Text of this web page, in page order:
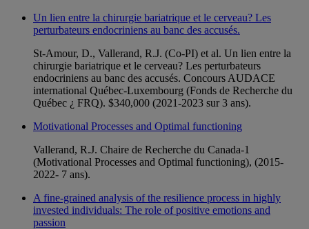
Un lien entre la chirurgie bariatrique et le cerveau? Les
perturbateurs endocriniens au banc des accusés.
St-Amour, D., Vallerand, R.J. (Co-PI) et al. Un lien entre la
chirurgie bariatrique et le cerveau? Les perturbateurs
endocriniens au banc des accusés. Concours AUDACE
international Québec-Luxembourg (Fonds de Recherche du
Québec ¿ FRQ). $340,000 (2021-2023 sur 3 ans).
Motivational Processes and Optimal functioning
Vallerand, R.J. Chaire de Recherche du Canada-1
(Motivational Processes and Optimal functioning), (2015-
2022- 7 ans).
A fine-grained analysis of the resilience process in highly
invested individuals: The role of positive emotions and
passion